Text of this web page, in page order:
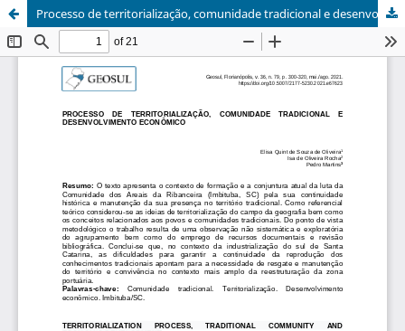
Processo de territorialização, comunidade tradicional e desenvolvimento econômico